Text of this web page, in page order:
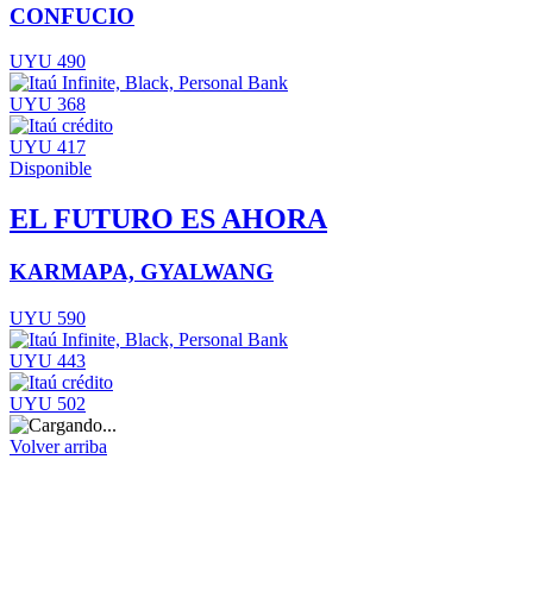
CONFUCIO
UYU 490
UYU 368
UYU 417
Disponible
EL FUTURO ES AHORA
KARMAPA, GYALWANG
UYU 590
UYU 443
UYU 502
Volver arriba